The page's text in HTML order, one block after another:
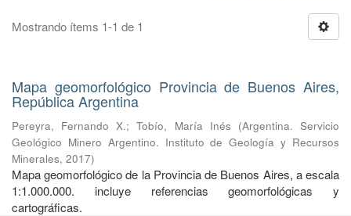
Mostrando ítems 1-1 de 1
Mapa geomorfológico Provincia de Buenos Aires,
República Argentina
Pereyra, Fernando X.;Tobío, María Inés (Argentina. Servicio
Geológico Minero Argentino. Instituto de Geología y Recursos
Minerales, 2017)
Mapa geomorfológico de la Provincia de Buenos Aires, a escala
1:1.000.000. incluye referencias geomorfológicas y
cartográficas.